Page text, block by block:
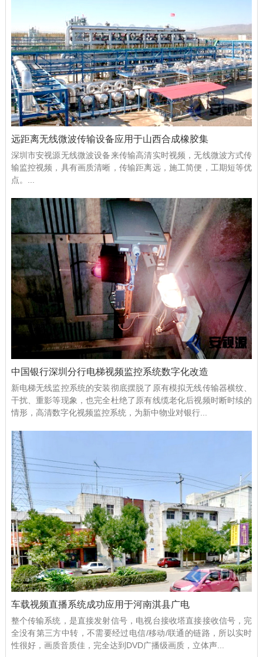
远距离无线微波传输设备应用于山西合成橡胶集
深圳市安视源无线微波设备来传输高清实时视频，无线微波方式传
输监控视频，具有画质清晰，传输距离远，施工简便，工期短等优
点。...
中国银行深圳分行电梯视频监控系统数字化改造
新电梯无线监控系统的安装彻底摆脱了原有模拟无线传输器横纹、
干扰、重影等现象，也完全杜绝了原有线缆老化后视频时断时续的
情形，高清数字化视频监控系统，为新中物业对银行...
车载视频直播系统成功应用于河南淇县广电
整个传输系统，是直接发射信号，电视台接收塔直接接收信号，完
全没有第三方中转，不需要经过电信/移动/联通的链路，所以实时
性很好，画质音质佳，完全达到DVD广播级画质，立体声...